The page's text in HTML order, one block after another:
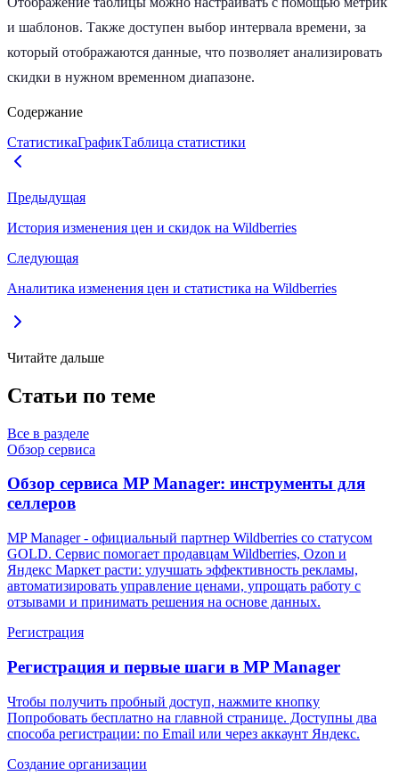
и шаблонов. Также доступен выбор интервала времени, за
который отображаются данные, что позволяет анализировать
скидки в нужном временном диапазоне.
Содержание
СтатистикаГрафикТаблица статистики
Предыдущая
История изменения цен и скидок на Wildberries
Следующая
Аналитика изменения цен и статистика на Wildberries
Читайте дальше
Статьи по теме
Все в разделе
Обзор сервиса
Обзор сервиса MP Manager: инструменты для
селлеров
MP Manager - официальный партнер Wildberries со статусом
GOLD. Сервис помогает продавцам Wildberries, Ozon и
Яндекс Маркет расти: улучшать эффективность рекламы,
автоматизировать управление ценами, упрощать работу с
отзывами и принимать решения на основе данных.
Регистрация
Регистрация и первые шаги в MP Manager
Чтобы получить пробный доступ, нажмите кнопку
Попробовать бесплатно на главной странице. Доступны два
способа регистрации: по Email или через аккаунт Яндекс.
Создание организации